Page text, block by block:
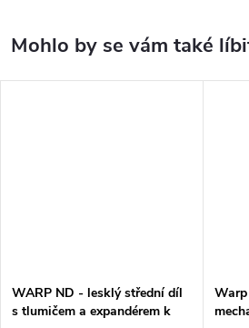
WARP ND - lesklý střední díl
s tlumičem a expandérem k